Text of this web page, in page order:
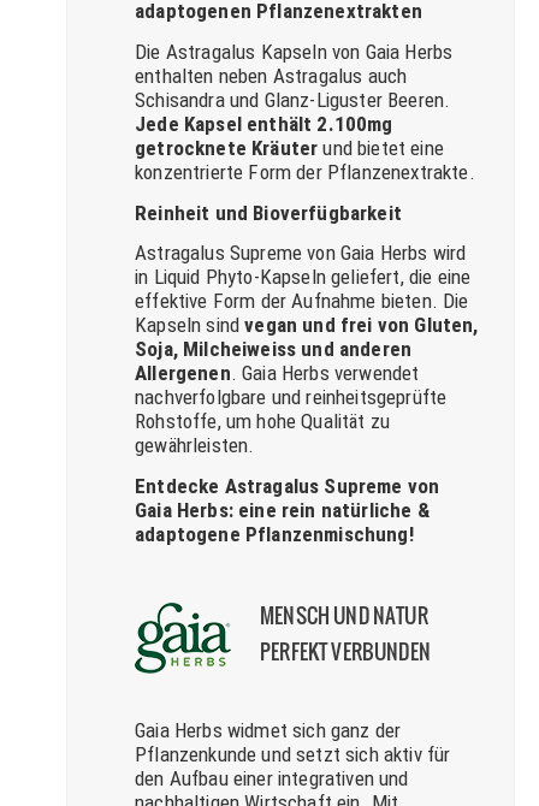
adaptogenen Pflanzenextrakten
Die Astragalus Kapseln von Gaia Herbs
enthalten neben Astragalus auch
Schisandra und Glanz-Liguster Beeren.
Jede Kapsel enthält 2.100mg
getrocknete Kräuter und bietet eine
konzentrierte Form der Pflanzenextrakte.
Reinheit und Bioverfügbarkeit
Astragalus Supreme von Gaia Herbs wird
in Liquid Phyto-Kapseln geliefert, die eine
effektive Form der Aufnahme bieten. Die
Kapseln sind vegan und frei von Gluten,
Soja, Milcheiweiss und anderen
Allergenen. Gaia Herbs verwendet
nachverfolgbare und reinheitsgeprüfte
Rohstoffe, um hohe Qualität zu
gewährleisten.
Entdecke Astragalus Supreme von
Gaia Herbs: eine rein natürliche &
adaptogene Pflanzenmischung!
MENSCH UND NATUR
PERFEKT VERBUNDEN
Gaia Herbs widmet sich ganz der
Pflanzenkunde und setzt sich aktiv für
den Aufbau einer integrativen und